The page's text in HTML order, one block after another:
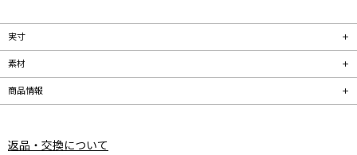
実寸
素材
商品情報
返品・交換について